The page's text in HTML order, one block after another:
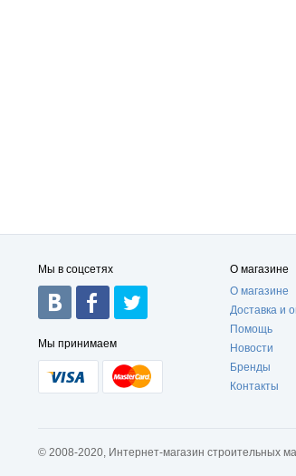
Мы в соцсетях
Мы принимаем
О магазине
О магазине
Доставка и
Помощь
Новости
Бренды
Контакты
© 2008-2020, Интернет-магазин строительных